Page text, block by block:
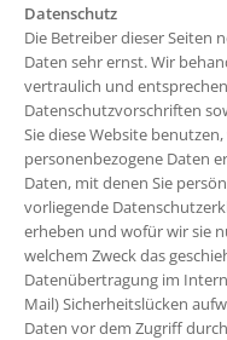
Datenschutz
Die Betreiber dieser Seiten
Daten sehr ernst. Wir
vertraulich und
Datenschutzvorschriften
Sie diese Website
personenbezogene Daten
Daten, mit denen Sie
vorliegende
erheben und wofür wir sie
welchem Zweck das
Datenübertragung im
Mail) Sicherheitslücken
Daten vor dem Zugriff